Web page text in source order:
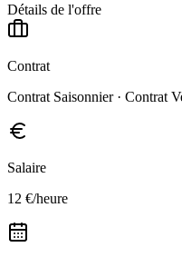
Détails de l'offre
Contrat
Contrat Saisonnier · Contrat
Salaire
12 €/heure